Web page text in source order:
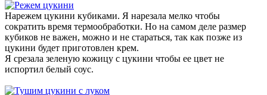
Нарежем цукини кубиками. Я нарезала мелко чтобы
сократить время термообработки. Но на самом деле размер
кубиков не важен, можно и не стараться, так как позже из
цукини будет приготовлен крем.
Я срезала зеленую кожицу с цукини чтобы ее цвет не
испортил белый соус.